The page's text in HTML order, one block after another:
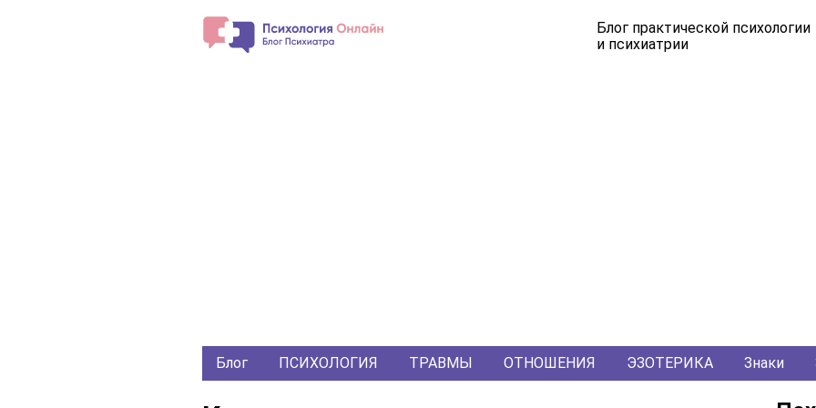
Блог практической психологии
и психиатрии
Блог ПСИХОЛОГИЯ ТРАВМЫ ОТНОШЕНИЯ ЭЗОТЕРИКА Знаки